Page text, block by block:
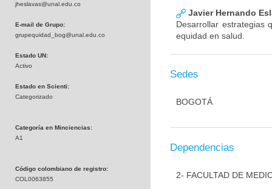
jheslavas@unal.edu.co
E-mail de Grupo:
grupequidad_bog@unal.edu.co
Estado UN:
Activo
Estado en Scienti:
Categorizado
Categoría en Minciencias:
A1
Código colombiano de registro:
COL0063855
Javier Hernando
Desarrollar estrategias
equidad en salud.
Sedes
BOGOTÁ
Dependencias
2- FACULTAD DE